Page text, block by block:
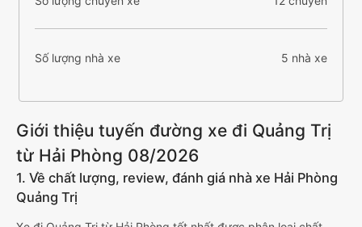
Số lượng nhà xe 5 nhà xe
Giới thiệu tuyến đường xe đi Quảng Trị
từ Hải Phòng 08/2026
1. Về chất lượng, review, đánh giá nhà xe Hải Phòng
Quảng Trị